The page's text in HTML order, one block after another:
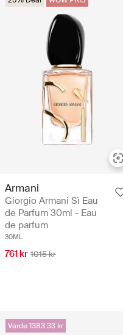
Armani
Giorgio Armani Sì Eau
de Parfum 30ml - Eau
de parfum
30ML
761 kr 1015 kr
Värde 1383.33 kr